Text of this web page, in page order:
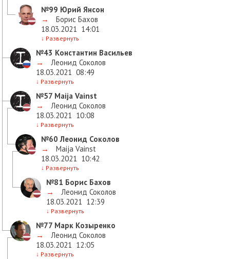
№99 Юрий Янсон
→
Борис Бахов
18.03.2021 14:01
↓ Развернуть
№43 Константин Васильев
→
Леонид Соколов
18.03.2021 08:49
↓ Развернуть
№57 Maija Vainst
→
Леонид Соколов
18.03.2021 10:08
↓ Развернуть
№60 Леонид Соколов
→
Maija Vainst
18.03.2021 10:42
↓ Развернуть
№81 Борис Бахов
→
Леонид Соколов
18.03.2021 12:39
↓ Развернуть
№77 Марк Козыренко
→
Леонид Соколов
18.03.2021 12:05
↓ Развернуть